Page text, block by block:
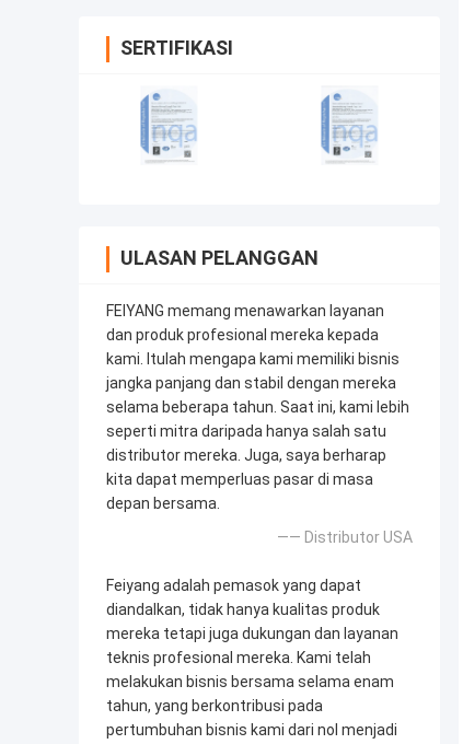
SERTIFIKASI
ULASAN PELANGGAN
FEIYANG memang menawarkan layanan
dan produk profesional mereka kepada
kami. Itulah mengapa kami memiliki bisnis
jangka panjang dan stabil dengan mereka
selama beberapa tahun. Saat ini, kami lebih
seperti mitra daripada hanya salah satu
distributor mereka. Juga, saya berharap
kita dapat memperluas pasar di masa
depan bersama.
—— Distributor USA
Feiyang adalah pemasok yang dapat
diandalkan, tidak hanya kualitas produk
mereka tetapi juga dukungan dan layanan
teknis profesional mereka. Kami telah
melakukan bisnis bersama selama enam
tahun, yang berkontribusi pada
pertumbuhan bisnis kami dari nol menjadi